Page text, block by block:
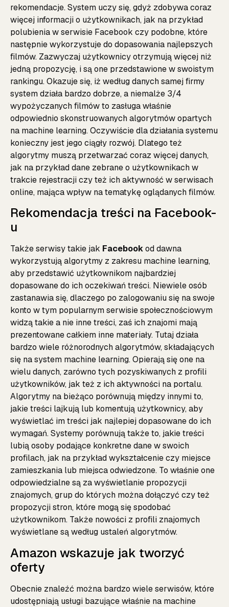
rekomendacje. System uczy się, gdyż zdobywa coraz
więcej informacji o użytkownikach, jak na przykład
polubienia w serwisie Facebook czy podobne, które
następnie wykorzystuje do dopasowania najlepszych
filmów. Zazwyczaj użytkownicy otrzymują więcej niż
jedną propozycję, i są one przedstawione w swoistym
rankingu. Okazuje się, iż według danych samej firmy
system działa bardzo dobrze, a niemalże 3/4
wypożyczanych filmów to zasługa właśnie
odpowiednio skonstruowanych algorytmów opartych
na machine learning. Oczywiście dla działania systemu
konieczny jest jego ciągły rozwój. Dlatego też
algorytmy muszą przetwarzać coraz więcej danych,
jak na przykład dane zebrane o użytkownikach w
trakcie rejestracji czy też ich aktywność w serwisach
online, mająca wpływ na tematykę oglądanych filmów.
Rekomendacja treści na Facebook-
u
Także serwisy takie jak Facebookod dawna
wykorzystują algorytmy z zakresu machine learning,
aby przedstawić użytkownikom najbardziej
dopasowane do ich oczekiwań treści. Niewiele osób
zastanawia się, dlaczego po zalogowaniu się na swoje
konto w tym popularnym serwisie społecznościowym
widzą takie a nie inne treści, zaś ich znajomi mają
prezentowane całkiem inne materiały. Tutaj działa
bardzo wiele różnorodnych algorytmów, składających
się na system machine learning. Opierają się one na
wielu danych, zarówno tych pozyskiwanych z profili
użytkowników, jak też z ich aktywności na portalu.
Algorytmy na bieżąco porównują między innymi to,
jakie treści lajkują lub komentują użytkownicy, aby
wyświetlać im treści jak najlepiej dopasowane do ich
wymagań. Systemy porównują także to, jakie treści
lubią osoby podające konkretne dane w swoich
profilach, jak na przykład wykształcenie czy miejsce
zamieszkania lub miejsca odwiedzone. To właśnie one
odpowiedzialne są za wyświetlanie propozycji
znajomych, grup do których można dołączyć czy też
propozycji stron, które mogą się spodobać
użytkownikom. Także nowości z profili znajomych
wyświetlane są według ustaleń algorytmów.
Amazon wskazuje jak tworzyć
oferty
Obecnie znaleźć można bardzo wiele serwisów, które
udostępniają usługi bazujące właśnie na machine